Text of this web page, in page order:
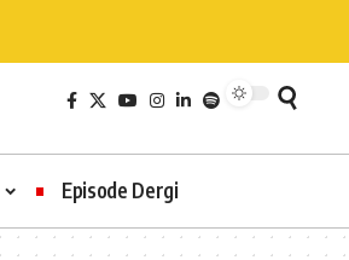
Episode Dergi